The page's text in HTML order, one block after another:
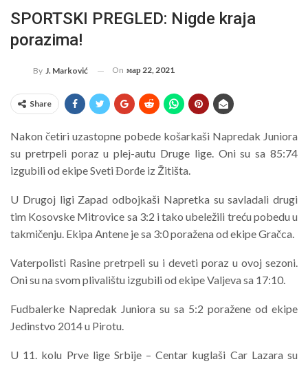
SPORTSKI PREGLED: Nigde kraja
porazima!
By J. Marković On мар 22, 2021
Share
Nakon četiri uzastopne pobede košarkaši Napredak Juniora
su pretrpeli poraz u plej-autu Druge lige. Oni su sa 85:74
izgubili od ekipe Sveti Đorđe iz Žitišta.
U Drugoj ligi Zapad odbojkaši Napretka su savladali drugi
tim Kosovske Mitrovice sa 3:2 i tako ubeležili treću pobedu u
takmičenju. Ekipa Antene je sa 3:0 poražena od ekipe Gračca.
Vaterpolisti Rasine pretrpeli su i deveti poraz u ovoj sezoni.
Oni su na svom plivalištu izgubili od ekipe Valjeva sa 17:10.
Fudbalerke Napredak Juniora su sa 5:2 poražene od ekipe
Jedinstvo 2014 u Pirotu.
U 11. kolu Prve lige Srbije – Centar kuglaši Car Lazara su